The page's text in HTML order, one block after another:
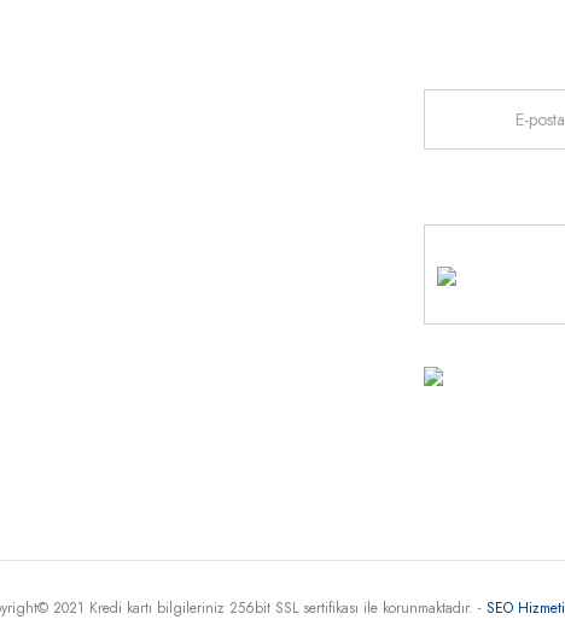
2021 Kredi kartı bilgileriniz 256bit SSL sertifikası ile korunmaktadır. - SEO Hizmeti